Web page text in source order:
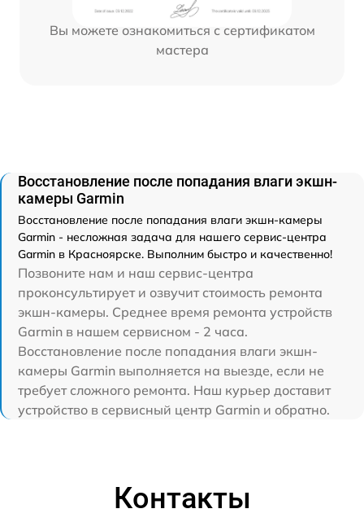
Вы можете ознакомиться с сертификатом
мастера
Восстановление после попадания влаги экшн-
камеры Garmin
Восстановление после попадания влаги экшн-камеры
Garmin - несложная задача для нашего сервис-центра
Garmin в Красноярске. Выполним быстро и качественно!
Позвоните нам и наш сервис-центра
проконсультирует и озвучит стоимость ремонта
экшн-камеры. Среднее время ремонта устройств
Garmin в нашем сервисном - 2 часа.
Восстановление после попадания влаги экшн-
камеры Garmin выполняется на выезде, если не
требует сложного ремонта. Наш курьер доставит
устройство в сервисный центр Garmin и обратно.
Контакты